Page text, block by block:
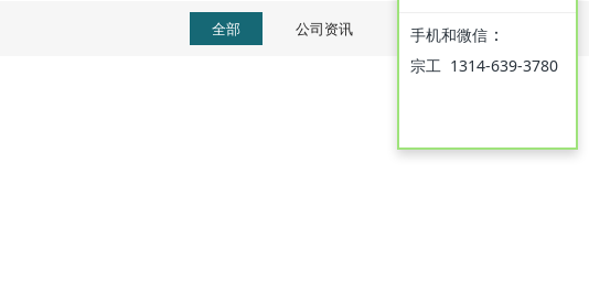
全部 公司资讯 产品知识
手机和微信 ：
宗工 1314-639-3780